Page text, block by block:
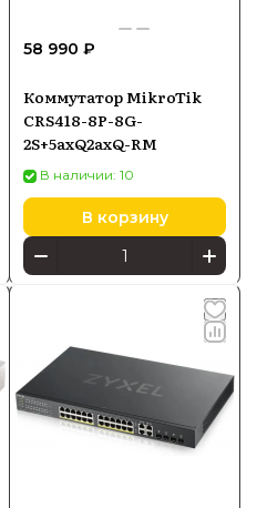
58 990 ₽
Коммутатор MikroTik
CRS418-8P-8G-
2S+5axQ2axQ-RM
В наличии: 10
В корзину